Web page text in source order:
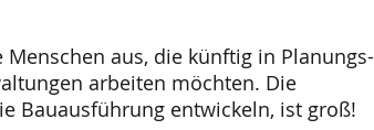
aus, die künftig in Planungs-
arbeiten möchten. Die
Bauausführung entwickeln, ist groß!